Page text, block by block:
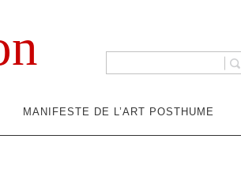
MANIFESTE DE L’ART POSTHUME